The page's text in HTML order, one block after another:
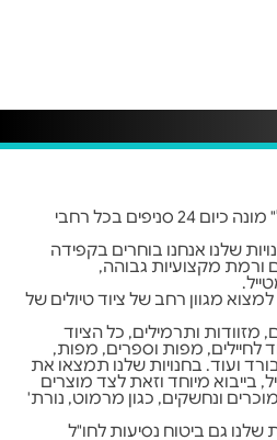
רשת מרכזי וחנויות "למטייל" מונה כיום 24 סניפים בכל רחבי
שלנו אנחנו בוחרים בקפידה
ורמת מקצועיות גבוהה,
מגוון רחב של ציוד טיולים של
מזוודות ותרמילים, כל הציוד
לחיילים, מפות וספרים, מפות,
ועוד. בחנויות שלנו תמצאו את
בייבוא מיוחד וזאת לצד מוצרים
ונחשקים, כגון מרמוט, נורת'
שלנו גם ביטוח נסיעות לחו"ל